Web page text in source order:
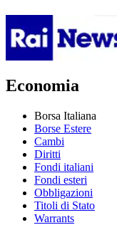
Economia
Borsa Italiana
Borse Estere
Cambi
Diritti
Fondi italiani
Fondi esteri
Obbligazioni
Titoli di Stato
Warrants